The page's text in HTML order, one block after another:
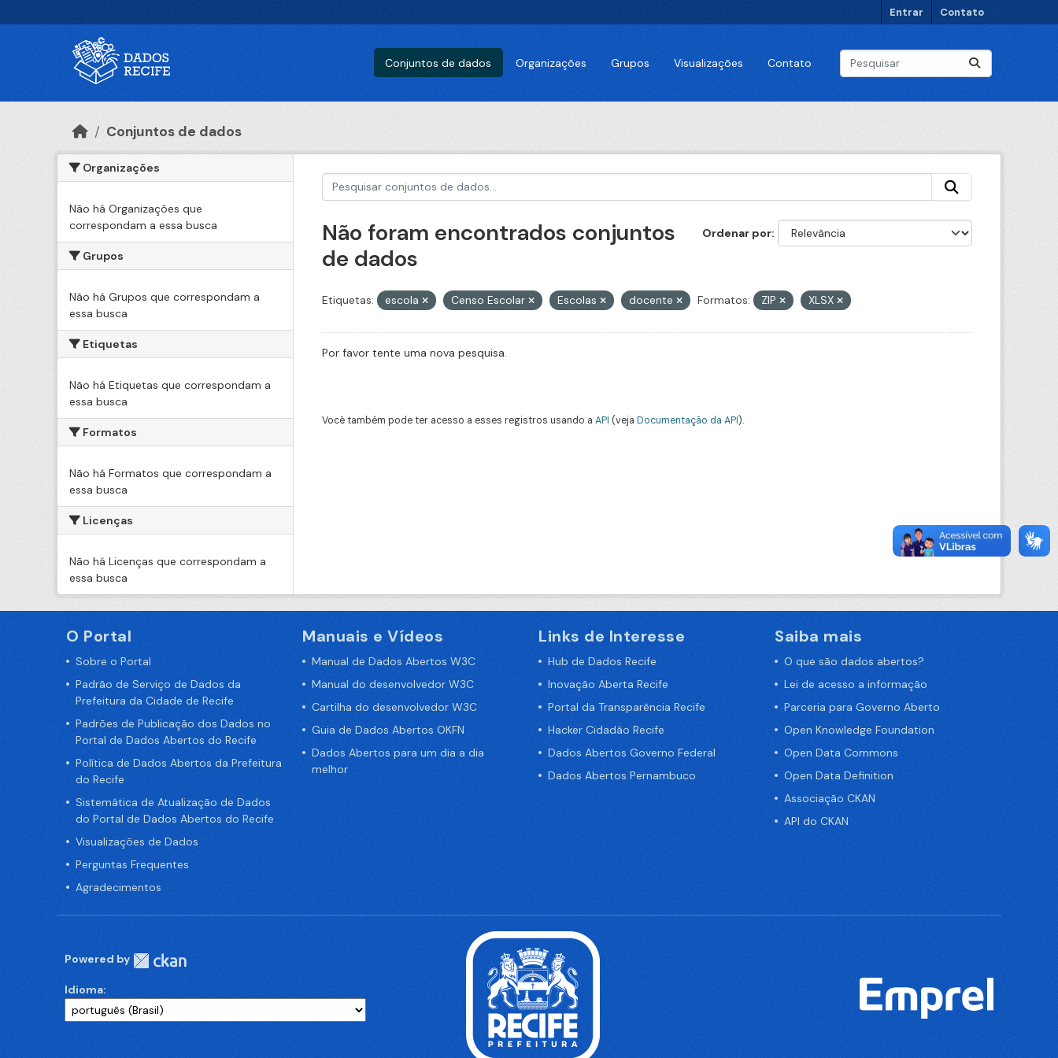
Entrar Contato
Conjuntos de dados Organizações Grupos Visualizações Contato
Conjuntos de dados
Organizações
Não há Organizações que
correspondam a essa busca
Grupos
Não há Grupos que correspondam a
essa busca
Etiquetas
Não há Etiquetas que correspondam a
essa busca
Formatos
Não há Formatos que correspondam a
essa busca
Licenças
Não há Licenças que correspondam a
essa busca
Ordenar por
Não foram encontrados conjuntos
de dados
Etiquetas: escola Censo Escolar Escolas docente Formatos: ZIP XLSX
Por favor tente uma nova pesquisa.
Você também pode ter acesso a esses registros usando a API (veja Documentação da API).
O Portal
Sobre o Portal
Padrão de Serviço de Dados da
Prefeitura da Cidade de Recife
Padrões de Publicação dos Dados no
Portal de Dados Abertos do Recife
Política de Dados Abertos da Prefeitura
do Recife
Sistemática de Atualização de Dados
do Portal de Dados Abertos do Recife
Visualizações de Dados
Perguntas Frequentes
Agradecimentos
Manuais e Vídeos
Manual de Dados Abertos W3C
Manual do desenvolvedor W3C
Cartilha do desenvolvedor W3C
Guia de Dados Abertos OKFN
Dados Abertos para um dia a dia
melhor
Links de Interesse
Hub de Dados Recife
Inovação Aberta Recife
Portal da Transparência Recife
Hacker Cidadão Recife
Dados Abertos Governo Federal
Dados Abertos Pernambuco
Saiba mais
O que são dados abertos?
Lei de acesso a informação
Parceria para Governo Aberto
Open Knowledge Foundation
Open Data Commons
Open Data Definition
Associação CKAN
API do CKAN
Powered by
Idioma